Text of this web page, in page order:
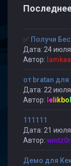
✅ Получи
Дата: 24 июля
Автор: lamkaa
от bratan
Дата: 22 июля
Автор:
111111
Дата: 21 июля
Автор: wintz0r
Демо для